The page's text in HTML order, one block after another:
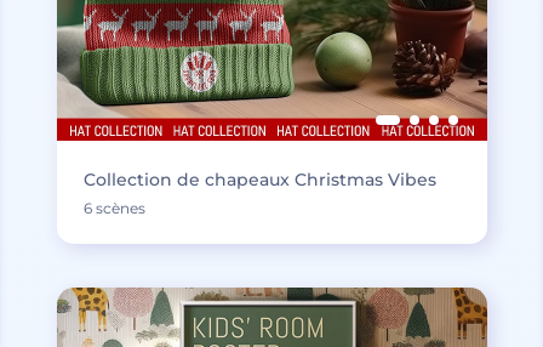
Collection de chapeaux Christmas Vibes
6 scènes